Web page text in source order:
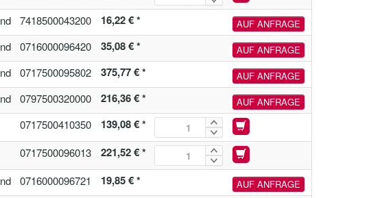
7418500043200 16,22 € * AUF ANFRAGE
0716000096420 35,08 € * AUF ANFRAGE
0717500095802 375,77 € * AUF ANFRAGE
0797500320000 216,36 € * AUF ANFRAGE
0717500410350 139,08 € *
0717500096013 221,52 € *
0716000096721 19,85 € * AUF ANFRAGE